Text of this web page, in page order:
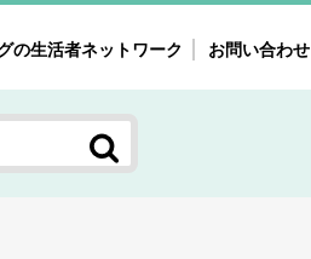
ト・重点テーマ
ｓマーケット研究室
の生活者ネットワーク お問い合わせ